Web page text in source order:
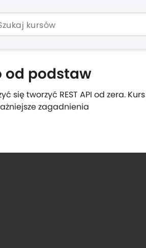
od podstaw
się tworzyć REST API od zera. Kurs
zagadnienia